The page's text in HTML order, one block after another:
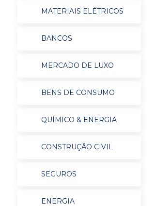
MATERIAIS ELÉTRICOS
BANCOS
MERCADO DE LUXO
BENS DE CONSUMO
QUÍMICO & ENERGIA
CONSTRUÇÃO CIVIL
SEGUROS
ENERGIA